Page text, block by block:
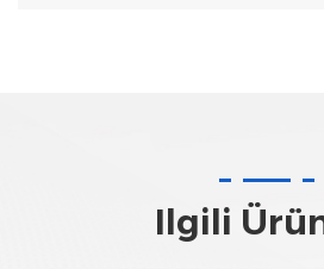
Ilgili